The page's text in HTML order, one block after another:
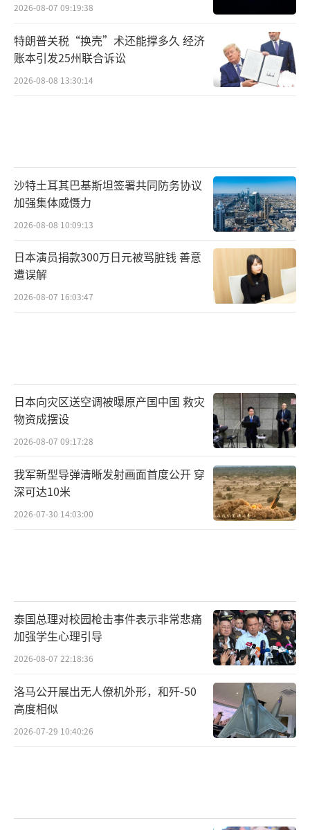
2026-08-07 09:19:38
特朗普关税“换壳”术还能撑多久 经济
账本引发25州联合诉讼
2026-08-08 13:30:14
沙特土耳其巴基斯坦签署共同防务协议
加强集体威慑力
2026-08-08 10:09:13
日本演员捐款300万日元被骂脏钱 善意
遭误解
2026-08-07 16:03:47
日本向灾区送空调被曝原产国中国 救灾
物资成摆设
2026-08-07 09:17:28
我军新型导弹清晰发射画面首度公开 穿
深可达10米
2026-07-30 14:03:00
泰国总理对校园枪击事件表示非常悲痛
加强学生心理引导
2026-08-07 22:18:36
洛马公开展出无人僚机外形，和歼-50
高度相似
2026-07-29 10:40:26